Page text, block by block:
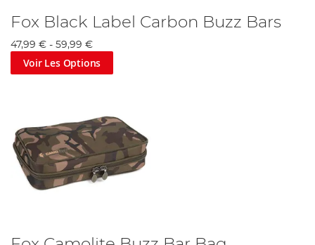
Fox Black Label Carbon Buzz Bars
47,99 € - 59,99 €
Voir Les Options